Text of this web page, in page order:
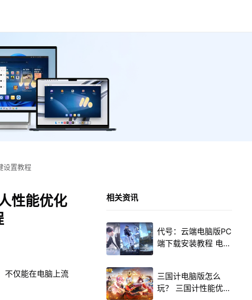
设置教程
性能优化
不仅能在电脑上流
相关资讯
代号：云端电脑版PC
端下载安装教程 电脑
三国计电脑版怎么
玩？ 三国计性能优化